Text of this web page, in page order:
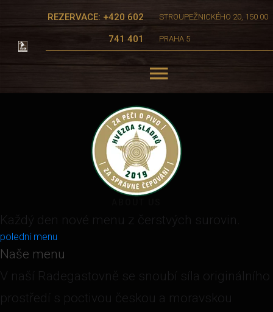
REZERVACE: +420 602
741 401
STROUPEŽNICKÉHO 20, 150 00
PRAHA 5
Každý den nové menu z čerstvých surovin.
polední menu
Naše menu
V naší Radegastovně se snoubí síla originálního
prostředí s poctivou českou a moravskou